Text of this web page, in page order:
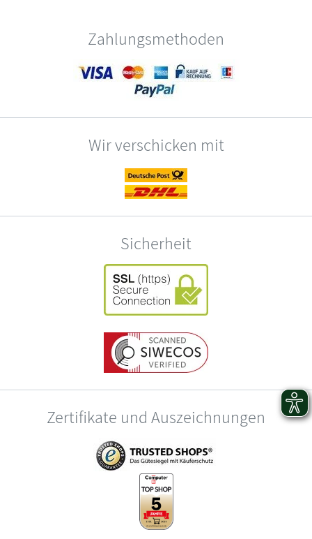
Zahlungsmethoden
Wir verschicken mit
Sicherheit
Zertifikate und Auszeichnungen